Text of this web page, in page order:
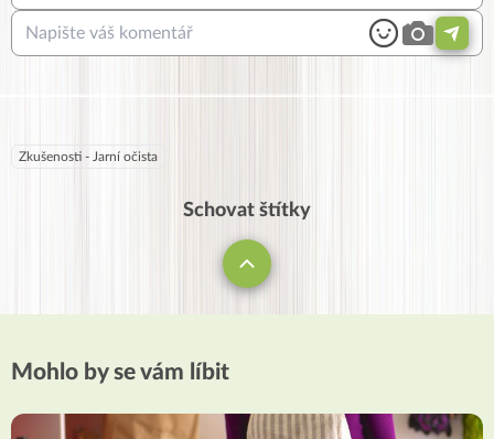
Zkušenosti - Jarní očista
Schovat štítky
Mohlo by se vám líbit